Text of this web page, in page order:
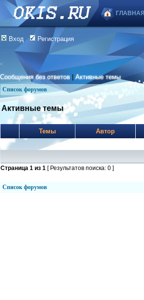
ГЛАВНАЯ
Вход Регистрация
Сообщения без ответов |Активные темы
Список форумов
Активные темы
Темы Автор
Страница 1 из 1 [ Результатов поиска: 0 ]
Список форумов